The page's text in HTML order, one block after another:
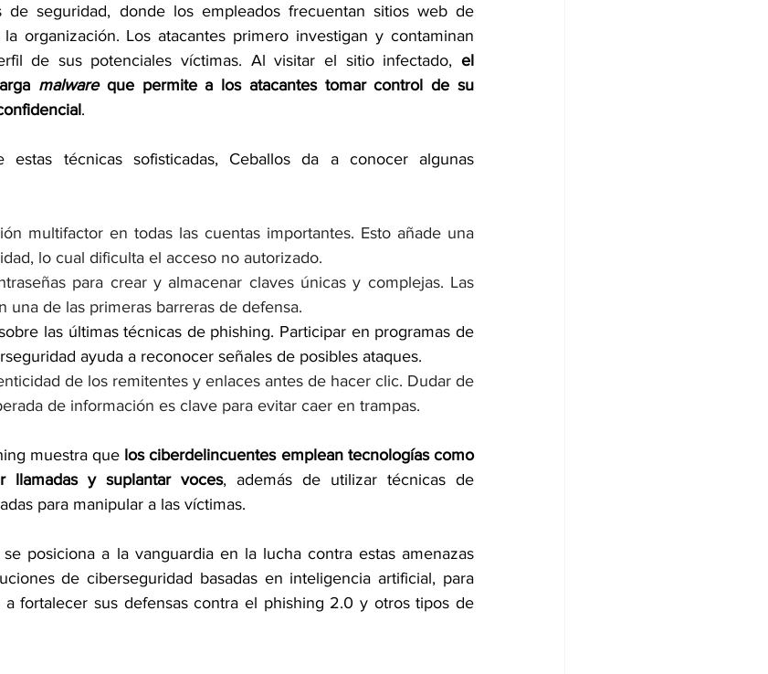
de seguridad, donde los empleados frecuentan sitios web de
organización. Los atacantes primero investigan y contaminan
de sus potenciales víctimas. Al visitar el sitio infectado, el
malware que permite a los atacantes tomar control de su
.
técnicas sofisticadas, Ceballos da a conocer algunas
multifactor en todas las cuentas importantes. Esto añade una
lo cual dificulta el acceso no autorizado.
para crear y almacenar claves únicas y complejas. Las
una de las primeras barreras de defensa.
las últimas técnicas de phishing. Participar en programas de
ayuda a reconocer señales de posibles ataques.
de los remitentes y enlaces antes de hacer clic. Dudar de
de información es clave para evitar caer en trampas.
muestra que los ciberdelincuentes emplean tecnologías como
llamadas y suplantar voces, además de utilizar técnicas de
para manipular a las víctimas.
posiciona a la vanguardia en la lucha contra estas amenazas
de ciberseguridad basadas en inteligencia artificial, para
a fortalecer sus defensas contra el phishing 2.0 y otros tipos de